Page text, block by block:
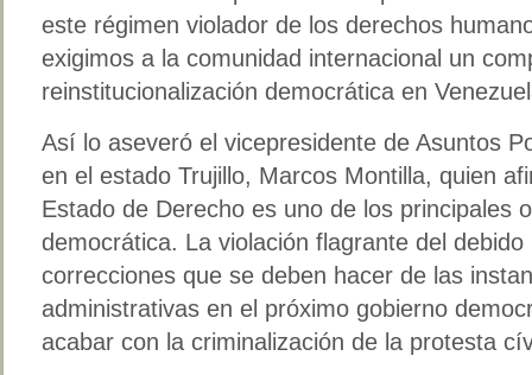
este régimen violador de los derechos
exigimos a la comunidad internacional un
reinstitucionalización democrática en
Así lo aseveró el vicepresidente de Asuntos
en el estado Trujillo, Marcos Montilla, quien
Estado de Derecho es uno de los principales
democrática. La violación flagrante del
correcciones que se deben hacer de las
administrativas en el próximo gobierno
acabar con la criminalización de la protesta